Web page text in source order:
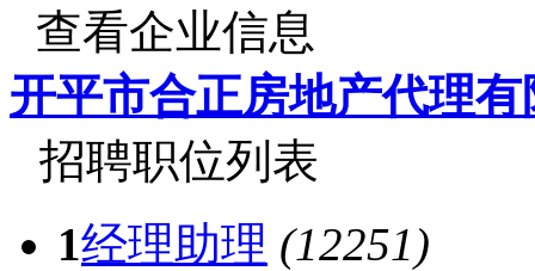
查看企业信息
开平市合正房地产代理有
招聘职位列表
1经理助理 (12251)